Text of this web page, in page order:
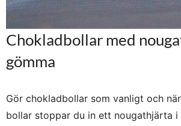
Chokladbollar med
gömma
Gör chokladbollar som vanligt och
bollar stoppar du in ett nougathjärta